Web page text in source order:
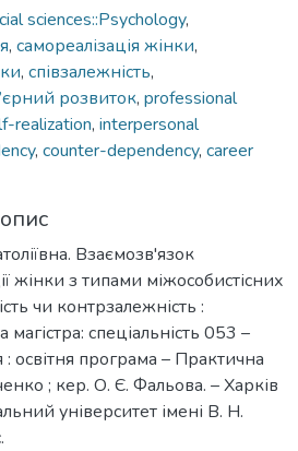
sciences::Psychology,
, самореалізація жінки,
, співзалежність,
розвиток, professional
realization, interpersonal
, counter-dependency, career
Взаємозв'язок
жінки з типами міжособистісних
чи контрзалежність :
магістра: спеціальність 053 –
: освітня програма – Практична
; кер. О. Є. Фальова. – Харків
університет імені В. Н.